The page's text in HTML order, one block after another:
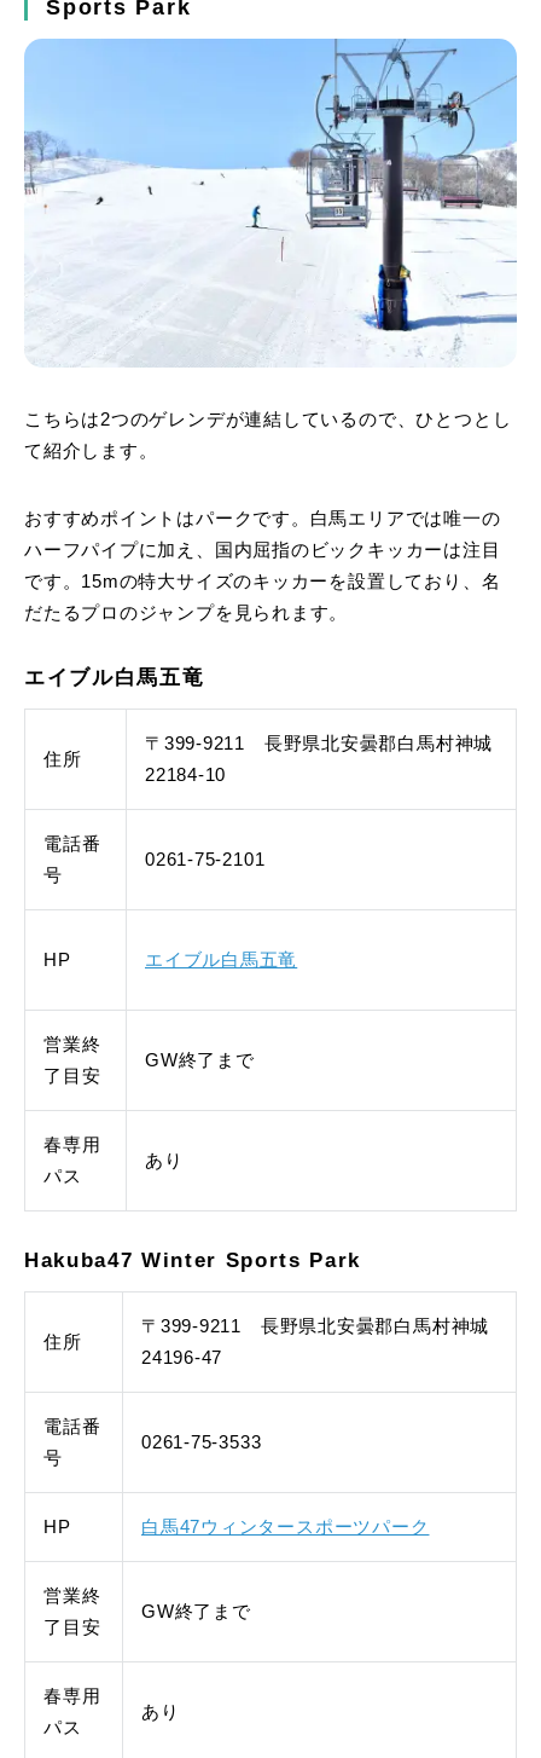
Sports Park
こちらは2つのゲレンデが連結しているので、ひとつとし
て紹介します。
おすすめポイントはパークです。白馬エリアでは唯一の
ハーフパイプに加え、国内屈指のビックキッカーは注目
です。15mの特大サイズのキッカーを設置しており、名
だたるプロのジャンプを見られます。
エイブル白馬五竜
住所
〒399-9211 長野県北安曇郡白馬村神城
22184-10
電話番
号
0261-75-2101
HP エイブル白馬五竜
営業終
了目安
GW終了まで
春専用
パス
あり
Hakuba47 Winter Sports Park
住所
〒399-9211 長野県北安曇郡白馬村神城
24196-47
電話番
号
0261-75-3533
HP 白馬47ウィンタースポーツパーク
営業終
了目安
GW終了まで
春専用
パス
あり